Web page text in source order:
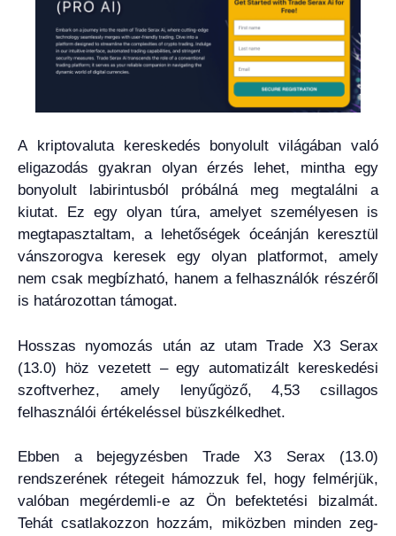
A kriptovaluta kereskedés bonyolult világában való
eligazodás gyakran olyan érzés lehet, mintha egy
bonyolult labirintusból próbálná meg megtalálni a
kiutat. Ez egy olyan túra, amelyet személyesen is
megtapasztaltam, a lehetőségek óceánján keresztül
vánszorogva keresek egy olyan platformot, amely
nem csak megbízható, hanem a felhasználók részéről
is határozottan támogat.
Hosszas nyomozás után az utam Trade X3 Serax
(13.0) höz vezetett – egy automatizált kereskedési
szoftverhez, amely lenyűgöző, 4,53 csillagos
felhasználói értékeléssel büszkélkedhet.
Ebben a bejegyzésben Trade X3 Serax (13.0)
rendszerének rétegeit hámozzuk fel, hogy felmérjük,
valóban megérdemli-e az Ön befektetési bizalmát.
Tehát csatlakozzon hozzám, miközben minden zeg-